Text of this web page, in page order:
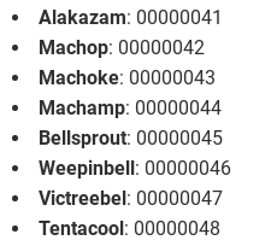
Alakazam: 00000041
Machop: 00000042
Machoke: 00000043
Machamp: 00000044
Bellsprout: 00000045
Weepinbell: 00000046
Victreebel: 00000047
Tentacool: 00000048